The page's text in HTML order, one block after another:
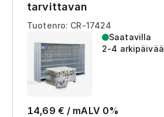
tarvittavan
Tuotenro: CR-17424
Saatavilla
2-4 arkipäivää
14,69 € / mALV 0%